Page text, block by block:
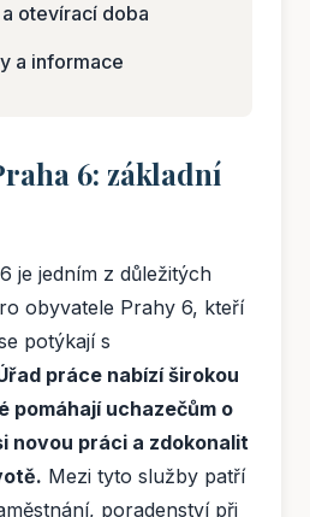
otevírací doba
a informace
6: základní
je jedním z důležitých
obyvatele Prahy 6, kteří
potýkají s
práce nabízí širokou
pomáhají uchazečům o
novou práci a zdokonalit
Mezi tyto služby patří
poradenství při